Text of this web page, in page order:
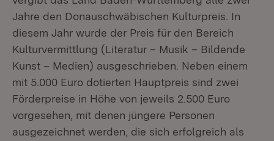
Jahre den Donauschwäbischen Kulturpreis. In
diesem Jahr wurde der Preis für den Bereich
Kulturvermittlung (Literatur – Musik – Bildende
Kunst – Medien) ausgeschrieben. Neben einem
mit 5.000 Euro dotierten Hauptpreis sind zwei
Förderpreise in Höhe von jeweils 2.500 Euro
vorgesehen, mit denen jüngere Personen
ausgezeichnet werden, die sich erfolgreich als